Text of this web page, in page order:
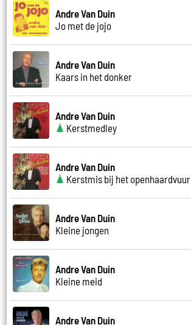
Andre Van Duin
Jo met de jojo
Andre Van Duin
Kaars in het donker
Andre Van Duin
Kerstmedley
Andre Van Duin
Kerstmis bij het openhaardvuur
Andre Van Duin
Kleine jongen
Andre Van Duin
Kleine meid
Andre Van Duin